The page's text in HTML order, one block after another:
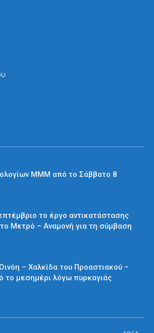
ΜΜΜ από το Σάββατο 8
το έργο αντικατάστασης
Μετρό – Αναμονή για τη σύμβαση
– Χαλκίδα του Προαστιακού –
το μεσημέρι λόγω πυρκαγιάς